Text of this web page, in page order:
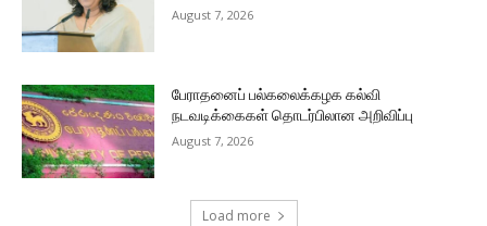
August 7, 2026
பேராதனைப் பல்கலைக்கழக கல்வி
நடவடிக்கைகள் தொடர்பிலான அறிவிப்பு
August 7, 2026
Load more